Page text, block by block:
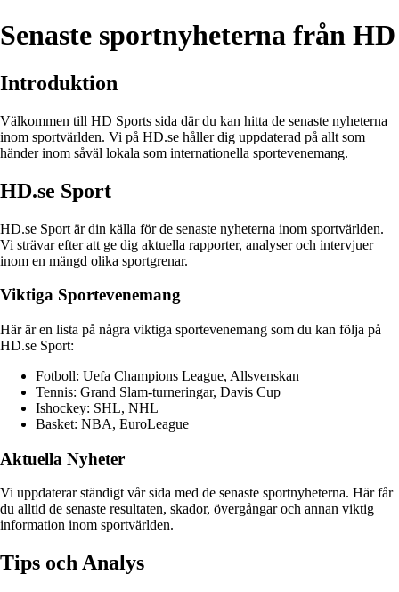
Senaste sportnyheterna från HD
Introduktion
Välkommen till HD Sports sida där du kan hitta de senaste nyheterna
inom sportvärlden. Vi på HD.se håller dig uppdaterad på allt som
händer inom såväl lokala som internationella sportevenemang.
HD.se Sport
HD.se Sport är din källa för de senaste nyheterna inom sportvärlden.
Vi strävar efter att ge dig aktuella rapporter, analyser och intervjuer
inom en mängd olika sportgrenar.
Viktiga Sportevenemang
Här är en lista på några viktiga sportevenemang som du kan följa på
HD.se Sport:
Fotboll: Uefa Champions League, Allsvenskan
Tennis: Grand Slam-turneringar, Davis Cup
Ishockey: SHL, NHL
Basket: NBA, EuroLeague
Aktuella Nyheter
Vi uppdaterar ständigt vår sida med de senaste sportnyheterna. Här får
du alltid de senaste resultaten, skador, övergångar och annan viktig
information inom sportvärlden.
Tips och Analys